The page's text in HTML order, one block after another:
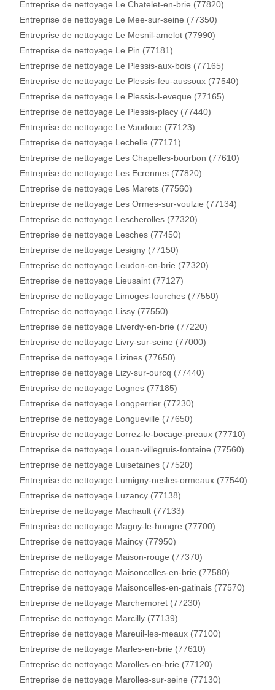
Entreprise de nettoyage Le Chatelet-en-brie (77820)
Entreprise de nettoyage Le Mee-sur-seine (77350)
Entreprise de nettoyage Le Mesnil-amelot (77990)
Entreprise de nettoyage Le Pin (77181)
Entreprise de nettoyage Le Plessis-aux-bois (77165)
Entreprise de nettoyage Le Plessis-feu-aussoux (77540)
Entreprise de nettoyage Le Plessis-l-eveque (77165)
Entreprise de nettoyage Le Plessis-placy (77440)
Entreprise de nettoyage Le Vaudoue (77123)
Entreprise de nettoyage Lechelle (77171)
Entreprise de nettoyage Les Chapelles-bourbon (77610)
Entreprise de nettoyage Les Ecrennes (77820)
Entreprise de nettoyage Les Marets (77560)
Entreprise de nettoyage Les Ormes-sur-voulzie (77134)
Entreprise de nettoyage Lescherolles (77320)
Entreprise de nettoyage Lesches (77450)
Entreprise de nettoyage Lesigny (77150)
Entreprise de nettoyage Leudon-en-brie (77320)
Entreprise de nettoyage Lieusaint (77127)
Entreprise de nettoyage Limoges-fourches (77550)
Entreprise de nettoyage Lissy (77550)
Entreprise de nettoyage Liverdy-en-brie (77220)
Entreprise de nettoyage Livry-sur-seine (77000)
Entreprise de nettoyage Lizines (77650)
Entreprise de nettoyage Lizy-sur-ourcq (77440)
Entreprise de nettoyage Lognes (77185)
Entreprise de nettoyage Longperrier (77230)
Entreprise de nettoyage Longueville (77650)
Entreprise de nettoyage Lorrez-le-bocage-preaux (77710)
Entreprise de nettoyage Louan-villegruis-fontaine (77560)
Entreprise de nettoyage Luisetaines (77520)
Entreprise de nettoyage Lumigny-nesles-ormeaux (77540)
Entreprise de nettoyage Luzancy (77138)
Entreprise de nettoyage Machault (77133)
Entreprise de nettoyage Magny-le-hongre (77700)
Entreprise de nettoyage Maincy (77950)
Entreprise de nettoyage Maison-rouge (77370)
Entreprise de nettoyage Maisoncelles-en-brie (77580)
Entreprise de nettoyage Maisoncelles-en-gatinais (77570)
Entreprise de nettoyage Marchemoret (77230)
Entreprise de nettoyage Marcilly (77139)
Entreprise de nettoyage Mareuil-les-meaux (77100)
Entreprise de nettoyage Marles-en-brie (77610)
Entreprise de nettoyage Marolles-en-brie (77120)
Entreprise de nettoyage Marolles-sur-seine (77130)